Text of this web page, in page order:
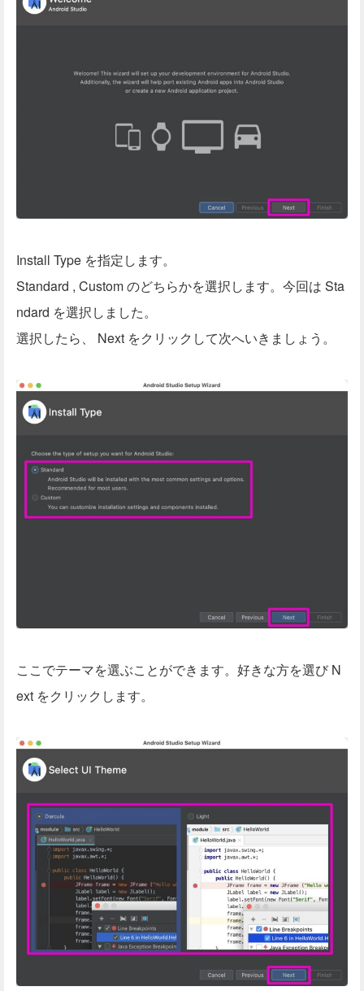
Install Type を指定します。
Standard , Custom のどちらかを選択します。今回は Sta
ndard を選択しました。
選択したら、 Next をクリックして次へいきましょう。
ここでテーマを選ぶことができます。好きな方を選び N
ext をクリックします。